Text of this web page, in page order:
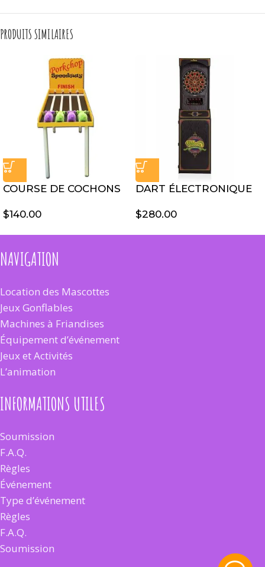
PRODUITS SIMILAIRES
COURSE DE COCHONS
$140.00
DART ÉLECTRONIQUE
$280.00
NAVIGATION
Location des Mascottes
Jeux Gonflables
Machines à Friandises
Équipement d’événement
Jeux et Activités
L’animation
INFORMATIONS UTILES
Soumission
F.A.Q.
Règles
Événement
Type d’événement
Règles
F.A.Q.
Soumission